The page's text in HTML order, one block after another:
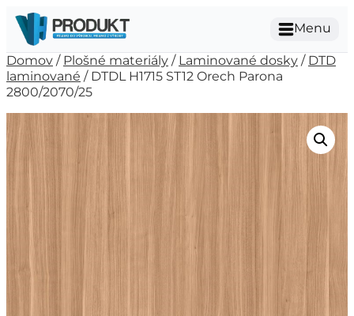
Menu
Domov / Plošné materiály / Laminované dosky / DTD
laminované / DTDL H1715 ST12 Orech Parona
2800/2070/25